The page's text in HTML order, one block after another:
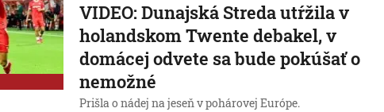
VIDEO: Dunajská Streda utŕžila v
holandskom Twente debakel, v
domácej odvete sa bude pokúšať o
nemožné
Prišla o nádej na jeseň v pohárovej Európe.